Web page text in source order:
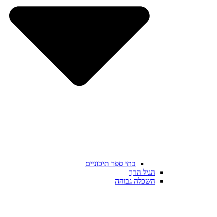
בתי ספר תיכוניים
הגיל הרך
השכלה גבוהה